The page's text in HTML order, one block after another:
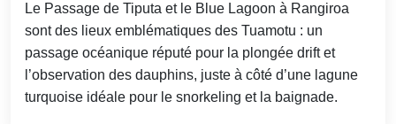
Le Passage de Tiputa et le Blue Lagoon à Rangiroa
sont des lieux emblématiques des Tuamotu : un
passage océanique réputé pour la plongée drift et
l’observation des dauphins, juste à côté d’une lagune
turquoise idéale pour le snorkeling et la baignade.